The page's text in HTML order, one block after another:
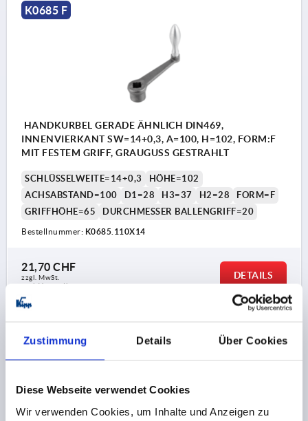
Zustimmung Details Über Cookies
Diese Webseite verwendet Cookies
Wir verwenden Cookies, um Inhalte und Anzeigen zu
K0685 F
HANDKURBEL GERADE ÄHNLICH DIN469,
INNENVIERKANT SW=14+0,3, A=100, H=102, FORM:F
MIT FESTEM GRIFF, GRAUGUSS GESTRAHLT
SCHLÜSSELWEITE=14+0,3
HÖHE=102
ACHSABSTAND=100
D1=28 H3=37 H2=28
FORM=F
GRIFFHÖHE=65
DURCHMESSER BALLENGRIFF=20
Bestellnummer: K0685.110X14
21,70 CHF
zzgl. MwSt.
zzgl. Versandkosten
DETAILS